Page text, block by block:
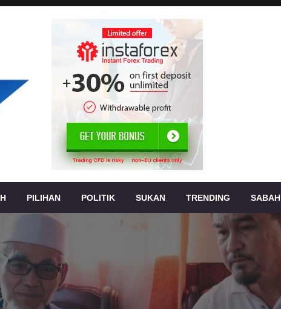
jenayah,
PILIHAN POLITIK SUKAN TRENDING SABAH